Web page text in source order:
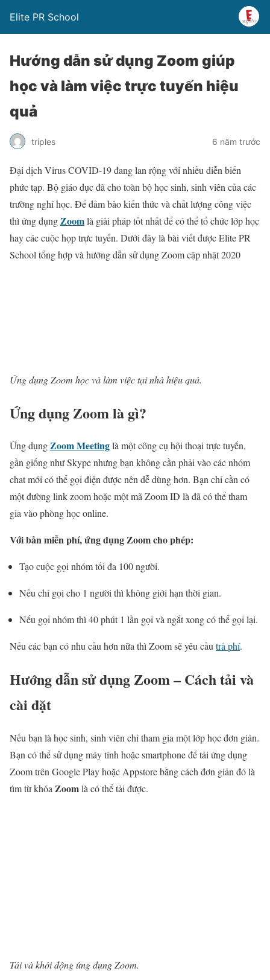
Elite PR School
Hướng dẫn sử dụng Zoom giúp
học và làm việc trực tuyến hiệu
quả
triples 6 năm trước
Đại dịch Virus COVID-19 đang lan rộng với nhiều diễn biến
phức tạp. Bộ giáo dục đã cho toàn bộ học sinh, sinh viên của các
trường nghỉ học. Để đảm bảo kiến thức và chất lượng công việc
thì ứng dụngZoomlà giải pháp tốt nhất để có thể tổ chức lớp học
hay các cuộc họp trực tuyến. Dưới đây là bài viết được Elite PR
School tổng hợp và hướng dẫn sử dụng Zoom cập nhật 2020
Ứng dụng Zoom học và làm việc tại nhà hiệu quả.
Ứng dụng Zoom là gì?
Ứng dụngZoom Meetinglà một công cụ hội thoại trực tuyến,
gần giống như Skype nhưng bạn không cần phải vào các nhóm
chat mới có thể gọi điện được nên dễ dùng hơn. Bạn chỉ cần có
một đường link zoom hoặc một mã Zoom ID là đã có thể tham
gia vào phòng học online.
Với bản miễn phí, ứng dụng Zoom cho phép:
Tạo cuộc gọi nhóm tối đa 100 người.
Nếu chỉ gọi cho 1 người thì không giới hạn thời gian.
Nếu gọi nhóm thì 40 phút 1 lần gọi và ngắt xong có thể gọi lại.
Nếu các bạn có nhu cầu hơn nữa thì Zoom sẽ yêu cầutrả phí.
Hướng dẫn sử dụng Zoom – Cách tải và
cài đặt
Nếu bạn là học sinh, sinh viên chỉ tham gia một lớp học đơn giản.
Bạn có thể sử dụng máy tính hoặc smartphone để tải ứng dụng
Zoom trên Google Play hoặc Appstore bằng cách đơn giản đó là
tìm từ khóaZoomlà có thể tải được.
Tải và khởi động ứng dụng Zoom.